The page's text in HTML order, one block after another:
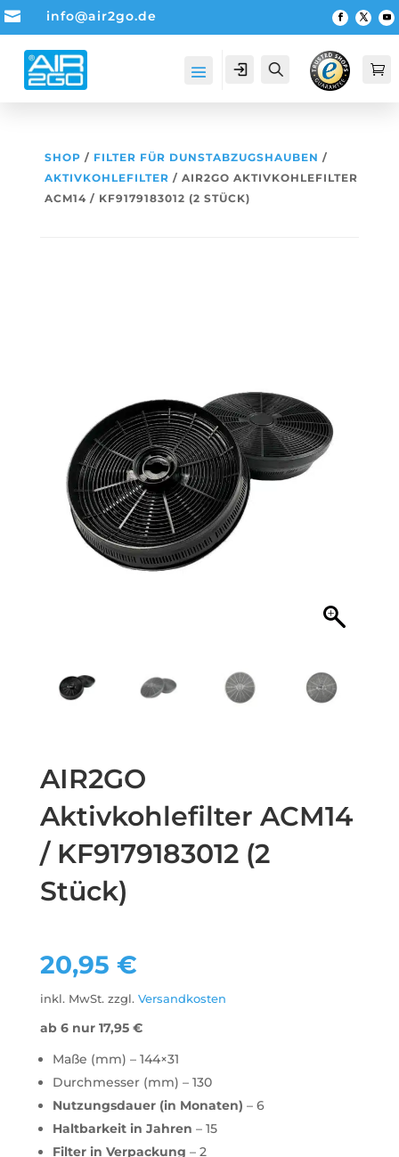
 info@air2go.de
Account Suche 
SHOP / FILTER FÜR DUNSTABZUGSHAUBEN /
AKTIVKOHLEFILTER / AIR2GO AKTIVKOHLEFILTER
ACM14 / KF9179183012 (2 STÜCK)
AIR2GO
Aktivkohlefilter ACM14
/ KF9179183012 (2
Stück)
20,95 €
inkl. MwSt. zzgl. Versandkosten
ab 6 nur 17,95 €
Maße (mm) – 144×31
Durchmesser (mm) – 130
Nutzungsdauer (in Monaten) – 6
Haltbarkeit in Jahren – 15
Filter in Verpackung – 2